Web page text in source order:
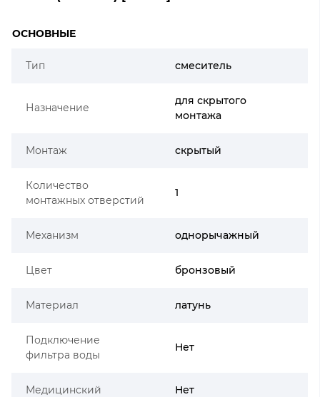
ОСНОВНЫЕ
Тип смеситель
Назначение
для скрытого
монтажа
Монтаж скрытый
Количество
монтажных отверстий
1
Механизм однорычажный
Цвет бронзовый
Материал латунь
Подключение
фильтра воды
Нет
Медицинский Нет